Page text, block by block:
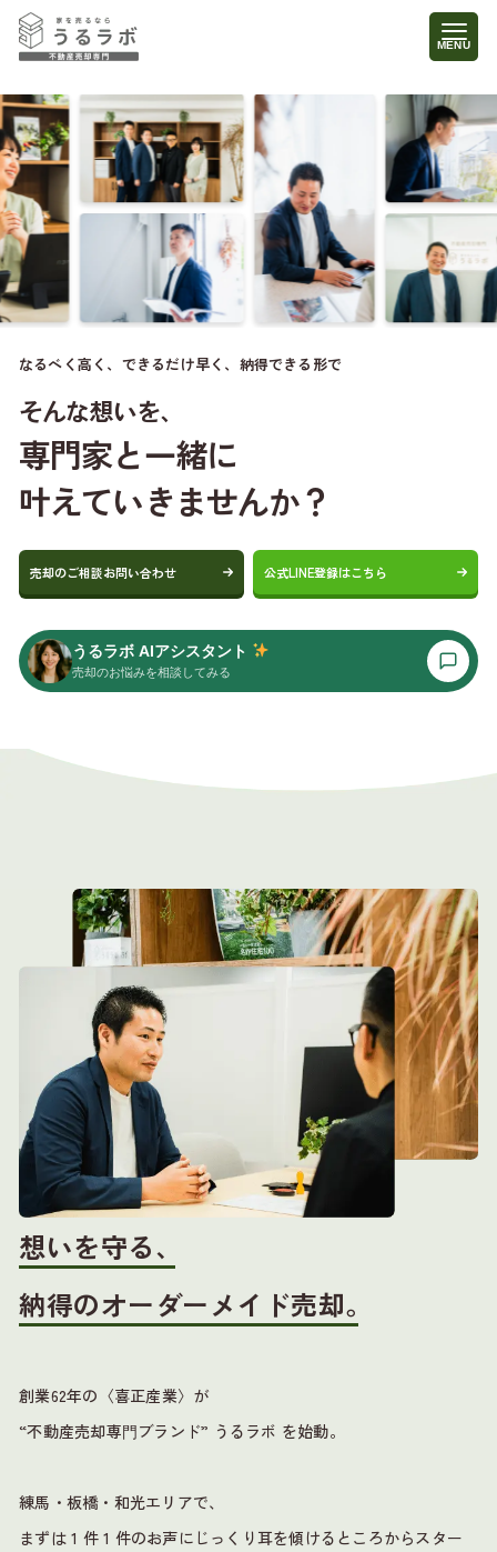
なるべく高く、できるだけ早く、納得できる形で
そんな想いを、
専門家と一緒に
叶えていきませんか？
売却のご相談お問い合わせ 公式LINE登録はこちら
うるラボ AIアシスタント
売却のお悩みを相談してみる
想いを守る、
納得のオーダーメイド売却。
創業62年の〈喜正産業〉が
“不動産売却専⾨ブランド” うるラボ を始動。
練馬・板橋・和光エリアで、
まずは 1 件 1 件のお声に じっくり耳を傾けるところからスター